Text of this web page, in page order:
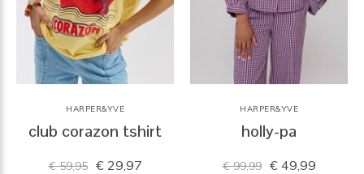
HARPER&YVE
club corazon tshirt
€ 59,95 € 29,97
HARPER&YVE
holly-pa
€ 99,99 € 49,99